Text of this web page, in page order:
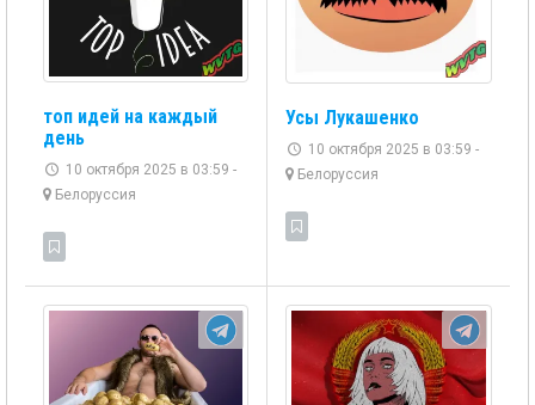
топ идей на каждый
день
10 октября 2025 в 03:59 -
Белоруссия
Усы Лукашенко
10 октября 2025 в 03:59 -
Белоруссия